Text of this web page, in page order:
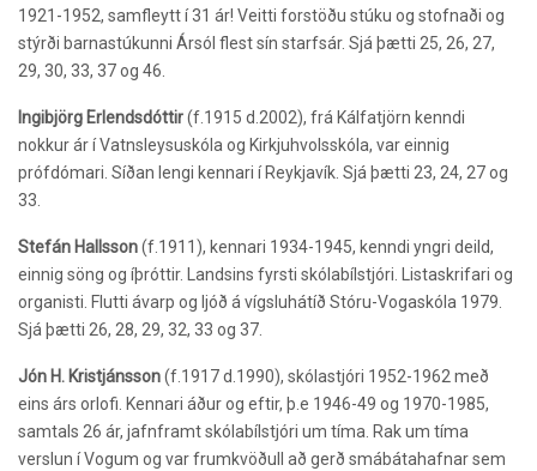
1921-1952, samfleytt í 31 ár! Veitti forstöðu stúku og stofnaði og
stýrði barnastúkunni Ársól flest sín starfsár. Sjá þætti 25, 26, 27,
29, 30, 33, 37 og 46.
Ingibjörg Erlendsdóttir(f.1915 d.2002), frá Kálfatjörn kenndi
nokkur ár í Vatnsleysuskóla og Kirkjuhvolsskóla, var einnig
prófdómari. Síðan lengi kennari í Reykjavík. Sjá þætti 23, 24, 27 og
33.
Stefán Hallsson(f.1911), kennari 1934-1945, kenndi yngri deild,
einnig söng og íþróttir. Landsins fyrsti skólabílstjóri. Listaskrifari og
organisti. Flutti ávarp og ljóð á vígsluhátíð Stóru-Vogaskóla 1979.
Sjá þætti 26, 28, 29, 32, 33 og 37.
Jón H. Kristjánsson(f.1917 d.1990), skólastjóri 1952-1962 með
eins árs orlofi. Kennari áður og eftir, þ.e 1946-49 og 1970-1985,
samtals 26 ár, jafnframt skólabílstjóri um tíma. Rak um tíma
verslun í Vogum og var frumkvöðull að gerð smábátahafnar sem